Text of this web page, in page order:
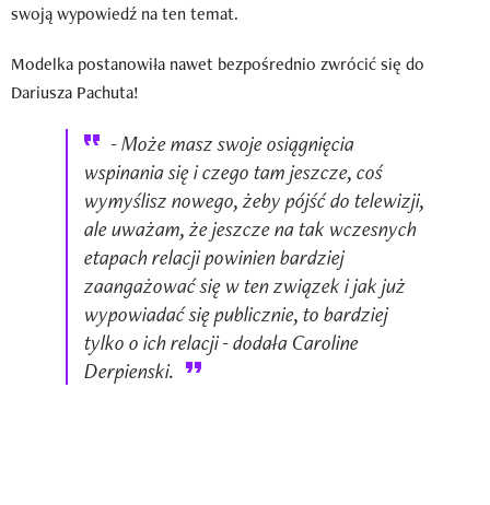
swoją wypowiedź na ten temat.
Modelka postanowiła nawet bezpośrednio zwrócić się do
Dariusza Pachuta!
- Może masz swoje osiągnięcia
wspinania się i czego tam jeszcze, coś
wymyślisz nowego, żeby pójść do telewizji,
ale uważam, że jeszcze na tak wczesnych
etapach relacji powinien bardziej
zaangażować się w ten związek i jak już
wypowiadać się publicznie, to bardziej
tylko o ich relacji - dodała Caroline
Derpienski.